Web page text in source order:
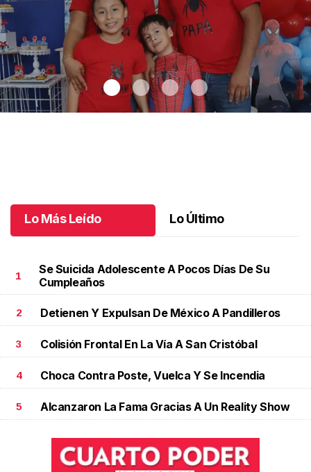
Lo Más Leído Lo Último
1
Se Suicida Adolescente A Pocos Días De Su
Cumpleaños
2 Detienen Y Expulsan De México A Pandilleros
3 Colisión Frontal En La Vía A San Cristóbal
4 Choca Contra Poste, Vuelca Y Se Incendia
5 Alcanzaron La Fama Gracias A Un Reality Show